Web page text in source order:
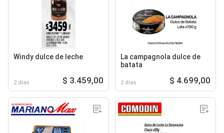
Windy dulce de leche
2 días $ 3.459,00
La campagnola dulce de
batata
2 días $ 4.699,00